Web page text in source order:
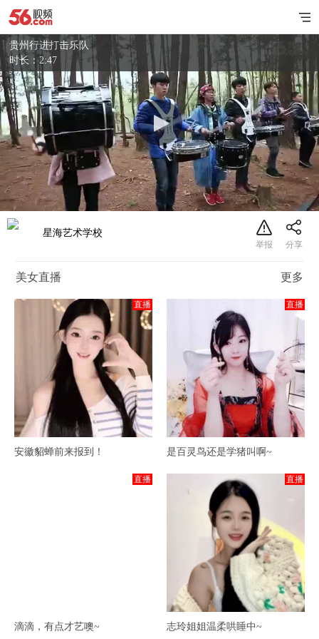
贵州行进打击乐队
时长：2:47
星海艺术学校
美女直播 更多
直播
安徽貂蝉前来报到！
直播
是百灵鸟还是学猪叫啊~
直播
滴滴，有点才艺噢~
直播
志玲姐姐温柔哄睡中~